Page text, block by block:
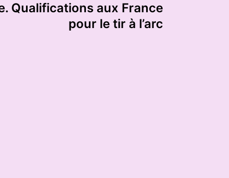
Qualifications aux France
pour le tir à l’arc